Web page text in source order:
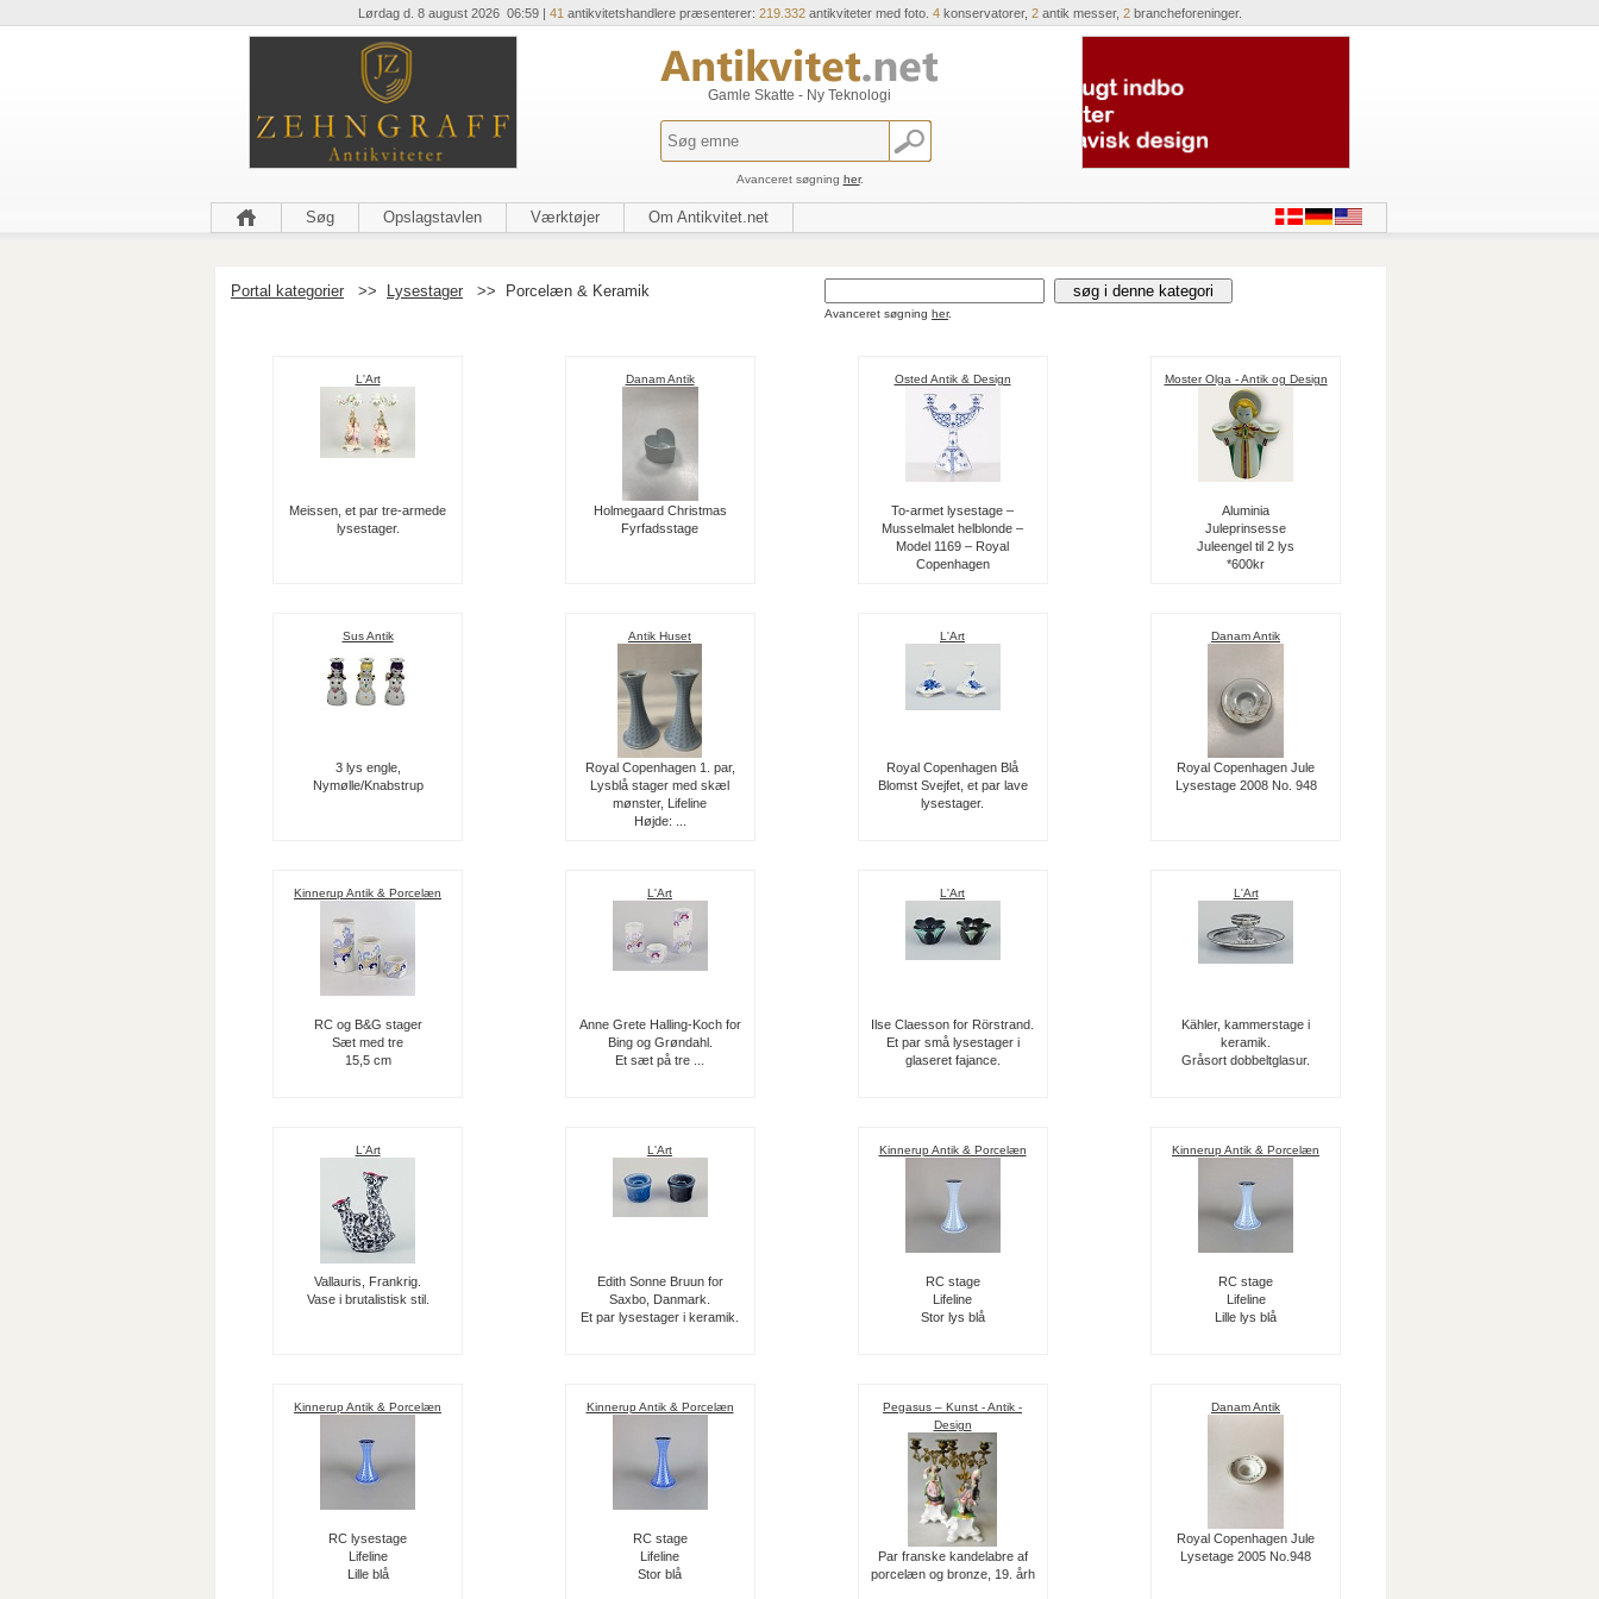
Lørdag d. 8 august 2026 06:59 | 41 antikvitetshandlere præsenterer: 219.332antikviteter med foto. 4konservatorer, 2antik messer, 2brancheforeninger.
Gamle Skatte - Ny Teknologi
Avanceret søgning her.
Søg Opslagstavlen Værktøjer Om Antikvitet.net
Portal kategorier >> Lysestager >> Porcelæn & Keramik
Avanceret søgning her.
L'Art
Meissen, et par tre-armede
lysestager.
Danam Antik
Holmegaard Christmas
Fyrfadsstage
Osted Antik & Design
To-armet lysestage –
Musselmalet helblonde –
Model 1169 – Royal
Copenhagen
Moster Olga - Antik og Design
Aluminia
Juleprinsesse
Juleengel til 2 lys
*600kr
Sus Antik
3 lys engle,
Nymølle/Knabstrup
Antik Huset
Royal Copenhagen 1. par,
Lysblå stager med skæl
mønster, Lifeline
Højde: ...
L'Art
Royal Copenhagen Blå
Blomst Svejfet, et par lave
lysestager.
Danam Antik
Royal Copenhagen Jule
Lysestage 2008 No. 948
Kinnerup Antik & Porcelæn
RC og B&G stager
Sæt med tre
15,5 cm
L'Art
Anne Grete Halling-Koch for
Bing og Grøndahl.
Et sæt på tre ...
L'Art
Ilse Claesson for Rörstrand.
Et par små lysestager i
glaseret fajance.
L'Art
Kähler, kammerstage i
keramik.
Gråsort dobbeltglasur.
L'Art
Vallauris, Frankrig.
Vase i brutalistisk stil.
L'Art
Edith Sonne Bruun for
Saxbo, Danmark.
Et par lysestager i keramik.
Kinnerup Antik & Porcelæn
RC stage
Lifeline
Stor lys blå
Kinnerup Antik & Porcelæn
RC stage
Lifeline
Lille lys blå
Kinnerup Antik & Porcelæn
RC lysestage
Lifeline
Lille blå
Kinnerup Antik & Porcelæn
RC stage
Lifeline
Stor blå
Pegasus – Kunst - Antik -
Design
Par franske kandelabre af
porcelæn og bronze, 19. årh
Danam Antik
Royal Copenhagen Jule
Lysetage 2005 No.948